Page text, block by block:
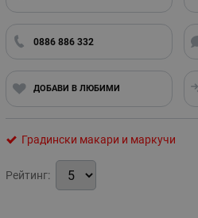
0886 886 332
ДОБАВИ В ЛЮБИМИ
Градински макари и маркучи
Рейтинг: